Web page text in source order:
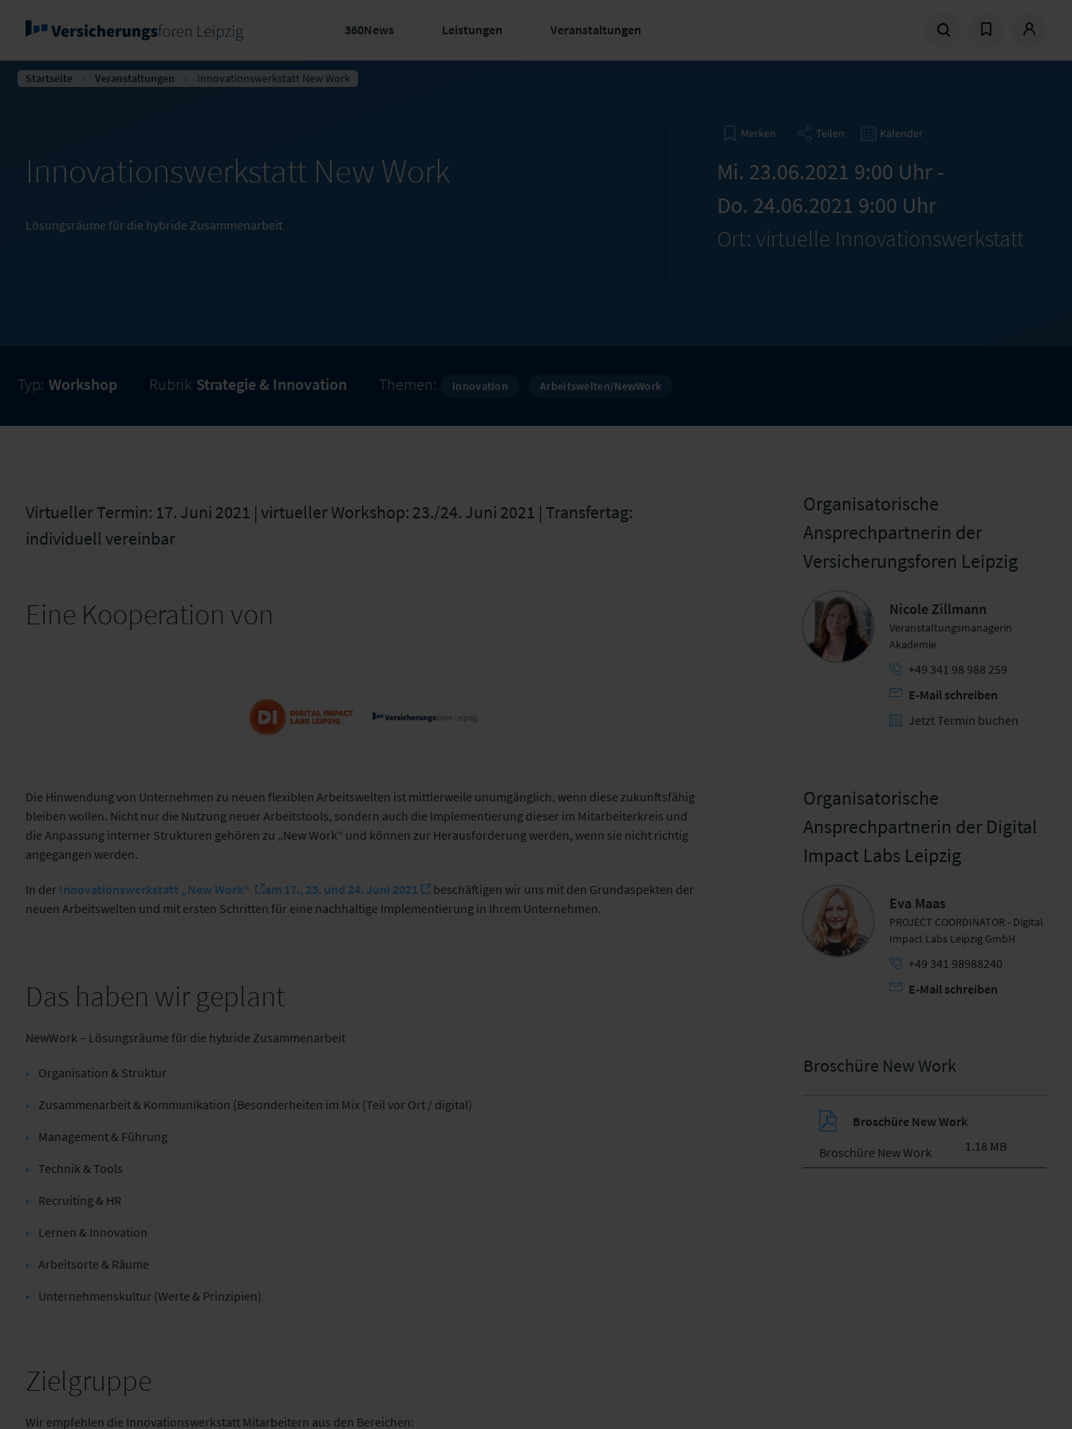
360News Leistungen Veranstaltungen
Startseite Veranstaltungen Innovationswerkstatt New Work
Innovationswerkstatt New Work
Lösungsräume für die hybride Zusammenarbeit
Merken Teilen Kalender
Mi. 23.06.2021 9:00 Uhr -
Do. 24.06.2021 9:00 Uhr
Ort: virtuelle Innovationswerkstatt
Typ: Workshop Rubrik Strategie & Innovation Themen: Innovation Arbeitswelten/NewWork
Virtueller Termin: 17. Juni 2021 | virtueller Workshop: 23./24. Juni 2021 | Transfertag:
individuell vereinbar
Eine Kooperation von
Digital Impact Labs
Leipzig GmbH
Versicherungsforen
Leipzig GmbH
Die Hinwendung von Unternehmen zu neuen flexiblen Arbeitswelten ist mittlerweile unumgänglich, wenn diese zukunftsfähig
bleiben wollen. Nicht nur die Nutzung neuer Arbeitstools, sondern auch die Implementierung dieser im Mitarbeiterkreis und
die Anpassung interner Strukturen gehören zu „New Work“ und können zur Herausforderung werden, wenn sie nicht richtig
angegangen werden.
In der Innovationswerkstatt „New Work“ am 17., 23. und 24. Juni 2021
beschäftigen wir uns mit den Grundaspekten der
neuen Arbeitswelten und mit ersten Schritten für eine nachhaltige Implementierung in Ihrem Unternehmen.
Das haben wir geplant
NewWork – Lösungsräume für die hybride Zusammenarbeit
Organisation & Struktur
Zusammenarbeit & Kommunikation (Besonderheiten im Mix (Teil vor Ort / digital)
Management & Führung
Technik & Tools
Recruiting & HR
Lernen & Innovation
Arbeitsorte & Räume
Unternehmenskultur (Werte & Prinzipien)
Zielgruppe
Wir empfehlen die Innovationswerkstatt Mitarbeitern aus den Bereichen:
Organisatorische
Ansprechpartnerin der
Versicherungsforen Leipzig
Nicole Zillmann
Veranstaltungsmanagerin
Akademie
+49 341 98 988 259
E-Mail schreiben
Jetzt Termin buchen
Organisatorische
Ansprechpartnerin der Digital
Impact Labs Leipzig
Eva Maas
PROJECT COORDINATOR - Digital
Impact Labs Leipzig GmbH
+49 341 98988240
E-Mail schreiben
Broschüre New Work
Broschüre New Work
Broschüre New Work
1.18 MB